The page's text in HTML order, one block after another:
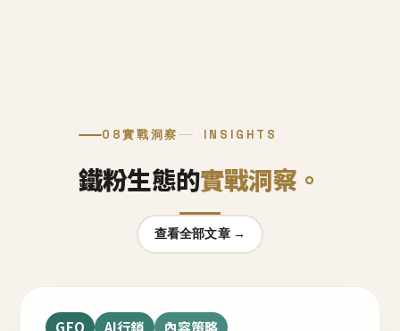
08實戰洞察 INSIGHTS
鐵粉生態的實戰洞察。
查看全部文章 →
GEO AI行銷 內容策略